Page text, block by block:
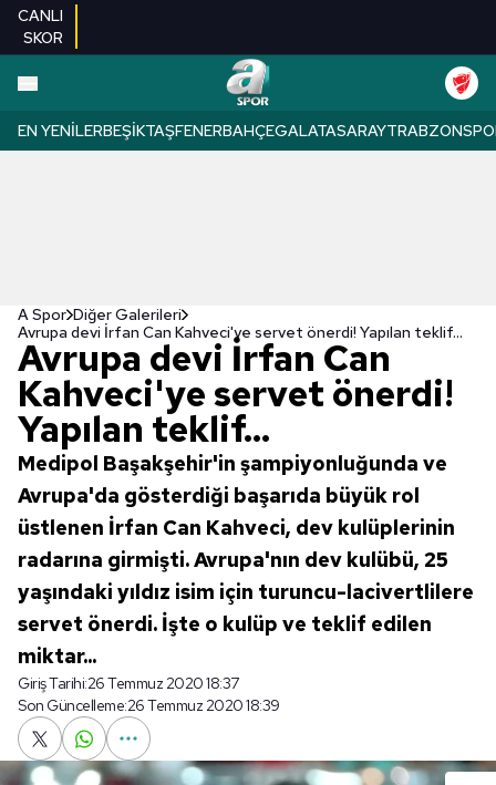
CANLI
SKOR
EN YENILERBEŞIKTAŞFENERBAHÇEGALATASARAY
A Spor Diğer Galerileri
Avrupa devi İrfan Can Kahveci'ye servet önerdi! Yapılan teklif...
Avrupa devi İrfan Can
Kahveci'ye servet önerdi!
Yapılan teklif...
Medipol Başakşehir'in şampiyonluğunda ve
Avrupa'da gösterdiği başarıda büyük rol
üstlenen İrfan Can Kahveci, dev kulüplerinin
radarına girmişti. Avrupa'nın dev kulübü, 25
yaşındaki yıldız isim için turuncu-lacivertlilere
servet önerdi. İşte o kulüp ve teklif edilen
miktar...
Giriş Tarihi:26 Temmuz 2020 18:37
Son Güncelleme:26 Temmuz 2020 18:39